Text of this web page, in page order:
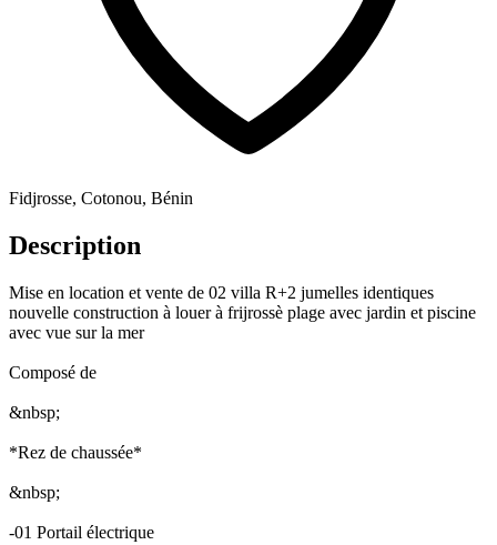
Fidjrosse, Cotonou, Bénin
Description
Mise en location et vente de 02 villa R+2 jumelles identiques
nouvelle construction à louer à frijrossè plage avec jardin et piscine
avec vue sur la mer
Composé de
&nbsp;
*Rez de chaussée*
&nbsp;
-01 Portail électrique